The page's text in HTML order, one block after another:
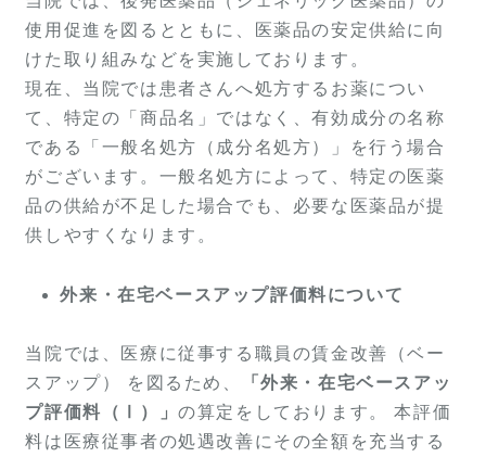
使用促進を図るとともに、医薬品の安定供給に向
けた取り組みなどを実施しております。
現在、当院では患者さんへ処方するお薬につい
て、特定の「商品名」ではなく、有効成分の名称
である「一般名処方（成分名処方）」を行う場合
がございます。一般名処方によって、特定の医薬
品の供給が不足した場合でも、必要な医薬品が提
供しやすくなります。
外来・在宅ベースアップ評価料について
当院では、医療に従事する職員の賃金改善（ベー
スアップ） を図るため、
「外来・在宅ベースアッ
プ評価料（Ⅰ）」の算定をしております。 本評価
料は医療従事者の処遇改善にその全額を充当する